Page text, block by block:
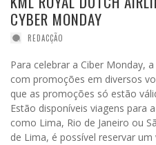
CYBER MONDAY
REDACÇÃO
Para celebrar a Ciber Monday,
com promoções em diversos
que as promoções só estão
Estão disponíveis viagens para
como Lima, Rio de Janeiro ou
de Lima, é possível reservar